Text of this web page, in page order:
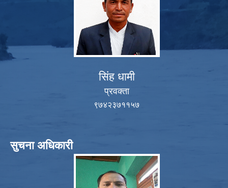
सिंह धामी
प्रवक्ता
९७४२३७११५७
सुचना अधिकारी